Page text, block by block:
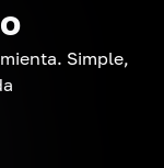
Simple,